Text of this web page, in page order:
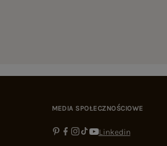
MEDIA SPOŁECZNOŚCIOWE
Linkedin